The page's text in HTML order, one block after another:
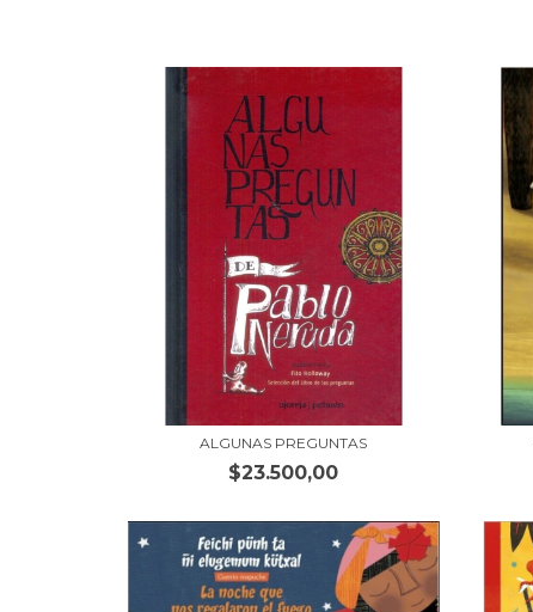
ALGUNAS PREGUNTAS
$23.500,00